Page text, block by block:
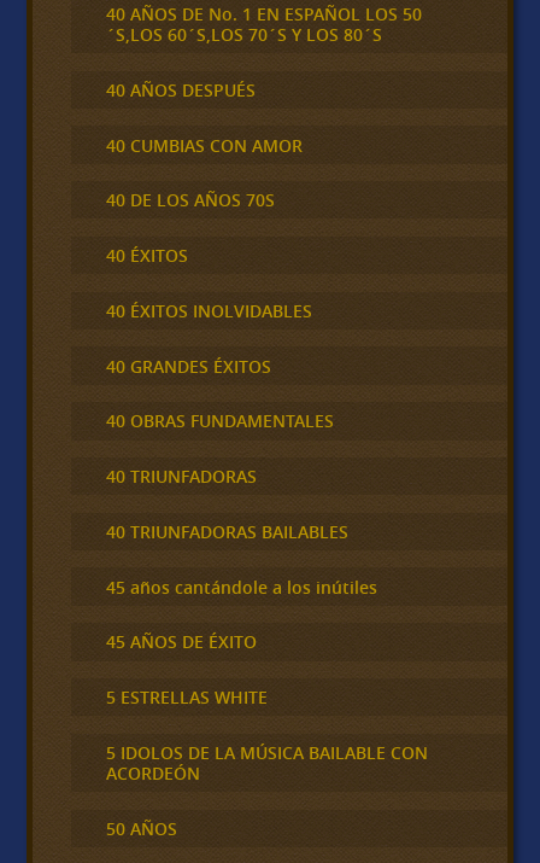
40 AÑOS DE No. 1 EN ESPAÑOL LOS 50
´S,LOS 60´S,LOS 70´S Y LOS 80´S
40 AÑOS DESPUÉS
40 CUMBIAS CON AMOR
40 DE LOS AÑOS 70S
40 ÉXITOS
40 ÉXITOS INOLVIDABLES
40 GRANDES ÉXITOS
40 OBRAS FUNDAMENTALES
40 TRIUNFADORAS
40 TRIUNFADORAS BAILABLES
45 años cantándole a los inútiles
45 AÑOS DE ÉXITO
5 ESTRELLAS WHITE
5 IDOLOS DE LA MÚSICA BAILABLE CON
ACORDEÓN
50 AÑOS